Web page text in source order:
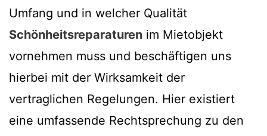
Umfang und in welcher Qualität
Schönheitsreparaturen im Mietobjekt
vornehmen muss und beschäftigen uns
hierbei mit der Wirksamkeit der
vertraglichen Regelungen. Hier existiert
eine umfassende Rechtsprechung zu den